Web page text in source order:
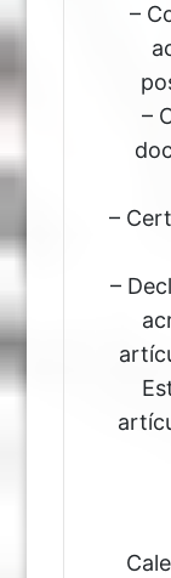
–
–
–
–